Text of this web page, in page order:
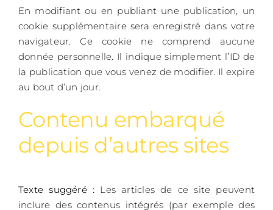
En modifiant ou en publiant une publication, un
cookie supplémentaire sera enregistré dans votre
navigateur. Ce cookie ne comprend aucune
donnée personnelle. Il indique simplement l’ID de
la publication que vous venez de modifier. Il expire
au bout d’un jour.
Contenu embarqué
depuis d’autres sites
Texte suggéré : Les articles de ce site peuvent
inclure des contenus intégrés (par exemple des